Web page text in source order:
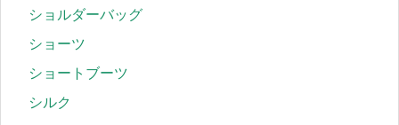
ショルダーバッグ
ショーツ
ショートブーツ
シルク